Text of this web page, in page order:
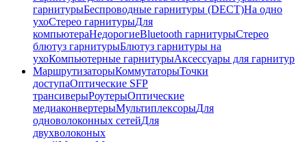
гарнитурыБеспроводные гарнитуры (DECT)На одно
ухоСтерео гарнитурыДля
компьютераНедорогиеBluetooth гарнитурыСтерео
блютуз гарнитурыБлютуз гарнитуры на
ухоКомпьютерные гарнитурыАксессуары для гарнитур
МаршрутизаторыКоммутаторыТочки
доступаОптические SFP
трансиверыРоутерыОптические
медиаконвертерыМультиплексорыДля
одноволоконных сетейДля
двухволоконых